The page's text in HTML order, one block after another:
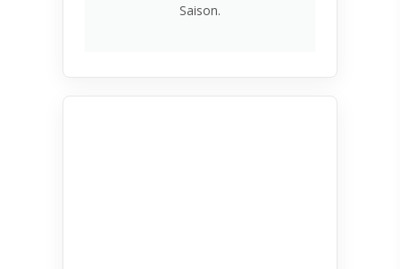
Saison.